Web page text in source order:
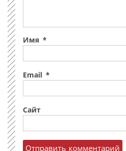
Имя *
Email *
Сайт